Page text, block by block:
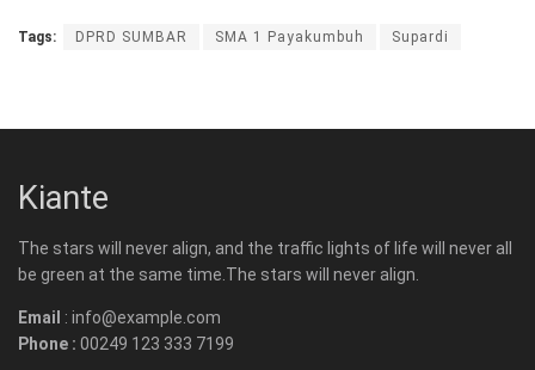
Tags: DPRD SUMBAR SMA 1 Payakumbuh Supardi
Kiante
The stars will never align, and the traffic lights of life will never all
be green at the same time.The stars will never align.
Email : info@example.com
Phone : 00249 123 333 7199